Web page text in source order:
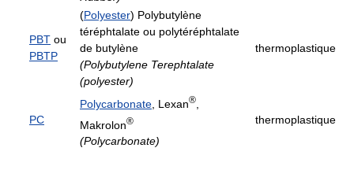
PBT ou
PBTP
(Polyester) Polybutylène
téréphtalate ou polytéréphtalate
de butylène
(Polybutylene Terephtalate
(polyester)
thermoplastique
PC
Polycarbonate , Lexan®
Makrolon®
(Polycarbonate)
thermoplastique